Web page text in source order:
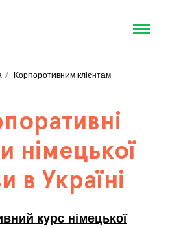
/ Корпоротивним клієнтам
німецької
в Україні
курс німецької